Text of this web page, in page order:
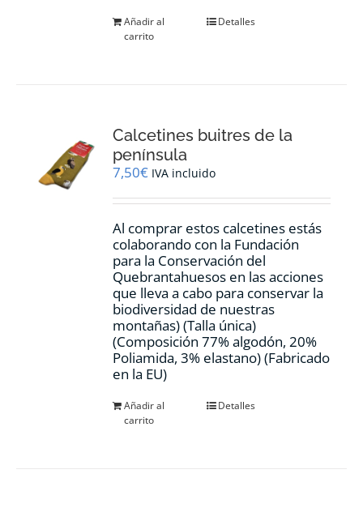
Añadir al
carrito
Detalles
Calcetines buitres de la
península
7,50€ IVA incluido
Al comprar estos calcetines estás
colaborando con la Fundación
para la Conservación del
Quebrantahuesos en las acciones
que lleva a cabo para conservar la
biodiversidad de nuestras
montañas) (Talla única)
(Composición 77% algodón, 20%
Poliamida, 3% elastano) (Fabricado
en la EU)
Añadir al
carrito
Detalles